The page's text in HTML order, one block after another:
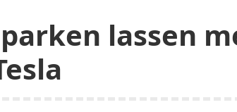
lassen